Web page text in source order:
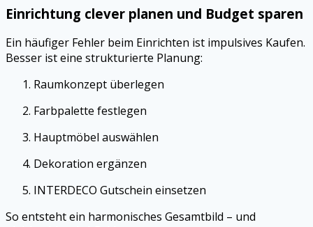
Einrichtung clever planen und Budget sparen
Ein häufiger Fehler beim Einrichten ist impulsives Kaufen.
Besser ist eine strukturierte Planung:
Raumkonzept überlegen
Farbpalette festlegen
Hauptmöbel auswählen
Dekoration ergänzen
INTERDECO Gutschein einsetzen
So entsteht ein harmonisches Gesamtbild – und